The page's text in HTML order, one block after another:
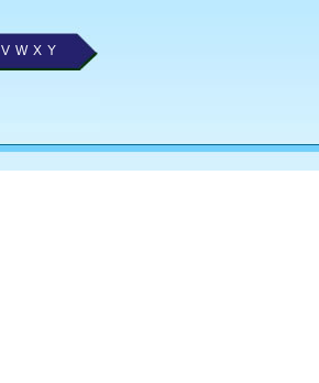
V W X Y